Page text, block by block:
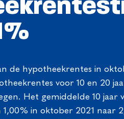
de hypotheekrentes in
voor 10 en 20
Het gemiddelde 10 jaar
in oktober 2021 naar